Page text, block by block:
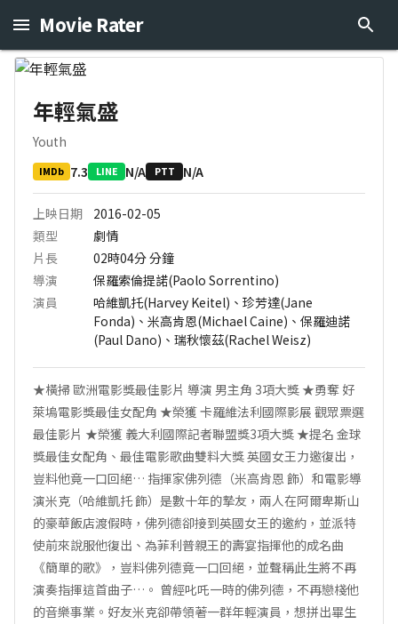
Movie Rater
年輕氣盛
Youth
IMDb 7.3 LINE N/A PTT N/A
上映日期
2016-02-05
類型
劇情
片長
02時04分分鐘
導演
保羅索倫提諾(Paolo Sorrentino)
演員
哈維凱托(Harvey Keitel)、珍芳達(Jane
Fonda)、米高肯恩(Michael Caine)、保羅迪諾
(Paul Dano)、瑞秋懷茲(Rachel Weisz)
★橫掃 歐洲電影獎最佳影片 導演 男主角 3項大獎 ★勇奪 好
萊塢電影獎最佳女配角 ★榮獲 卡羅維法利國際影展 觀眾票選
最佳影片 ★榮獲 義大利國際記者聯盟獎3項大獎 ★提名 金球
獎最佳女配角、最佳電影歌曲雙料大獎 英國女王力邀復出，
豈料他竟一口回絕… 指揮家佛列德（米高肯恩 飾）和電影導
演米克（哈維凱托 飾）是數十年的摯友，兩人在阿爾卑斯山
的豪華飯店渡假時，佛列德卻接到英國女王的邀約，並派特
使前來說服他復出、為菲利普親王的壽宴指揮他的成名曲
《簡單的歌》，豈料佛列德竟一口回絕，並聲稱此生將不再
演奏指揮這首曲子…。 曾經叱吒一時的佛列德，不再戀棧他
的音樂事業。好友米克卻帶領著一群年輕演員，想拼出畢生